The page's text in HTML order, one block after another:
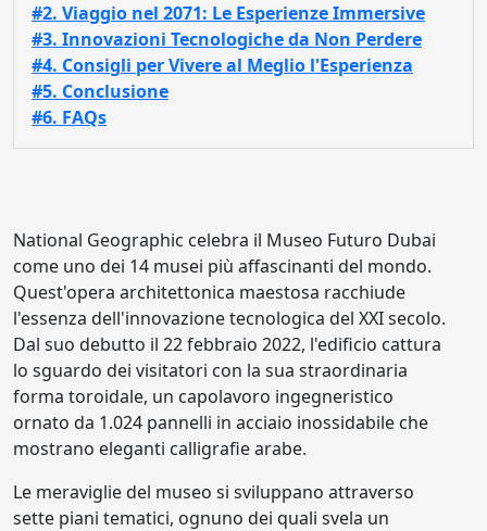
#2. Viaggio nel 2071: Le Esperienze Immersive
#3. Innovazioni Tecnologiche da Non Perdere
#4. Consigli per Vivere al Meglio l'Esperienza
#5. Conclusione
#6. FAQs
National Geographic celebra il Museo Futuro Dubai
come uno dei 14 musei più affascinanti del mondo.
Quest'opera architettonica maestosa racchiude
l'essenza dell'innovazione tecnologica del XXI secolo.
Dal suo debutto il 22 febbraio 2022, l'edificio cattura
lo sguardo dei visitatori con la sua straordinaria
forma toroidale, un capolavoro ingegneristico
ornato da 1.024 pannelli in acciaio inossidabile che
mostrano eleganti calligrafie arabe.
Le meraviglie del museo si sviluppano attraverso
sette piani tematici, ognuno dei quali svela un